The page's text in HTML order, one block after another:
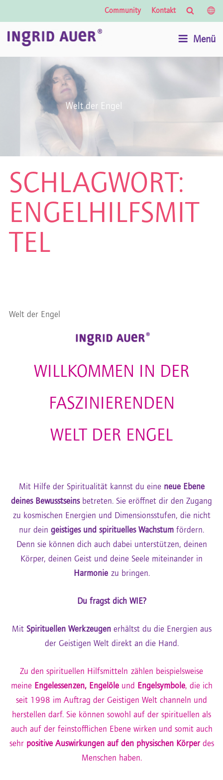
Community Kontakt Suche
Menü
Welt der Engel
SCHLAGWORT:
ENGELHILFSMIT
TEL
Welt der Engel
WILLKOMMEN IN DER
FASZINIERENDEN
WELT DER ENGEL
Mit Hilfe der Spiritualität kannst du eine neue Ebene
deines Bewusstseinsbetreten. Sie eröffnet dir den Zugang
zu kosmischen Energien und Dimensionsstufen, die nicht
nur dein geistiges und spirituelles Wachstum fördern.
Denn sie können dich auch dabei unterstützen, deinen
Körper, deinen Geist und deine Seele miteinander in
Harmoniezu bringen.
Du fragst dich WIE?
Mit Spirituellen Werkzeugenerhältst du die Energien aus
der Geistigen Welt direkt an die Hand.
Zu den spirituellen Hilfsmitteln zählen beispielsweise
meine Engelessenzen, Engelöleund Engelsymbole, die ich
seit 1998 im Auftrag der Geistigen Welt channeln und
herstellen darf. Sie können sowohl auf der spirituellen als
auch auf der feinstofflichen Ebene wirken und somit auch
sehr positive Auswirkungen auf den physischen Körperdes
Menschen haben.